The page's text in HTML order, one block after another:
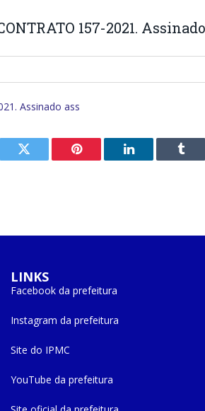
157-2021.
Assinado ass
Twitter Pinterest
O
LINKS
Facebook da prefeitura
Instagram da prefeitura
Site do IPMC
YouTube da prefeitura